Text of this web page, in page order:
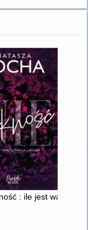
: on the
: ile jest warta